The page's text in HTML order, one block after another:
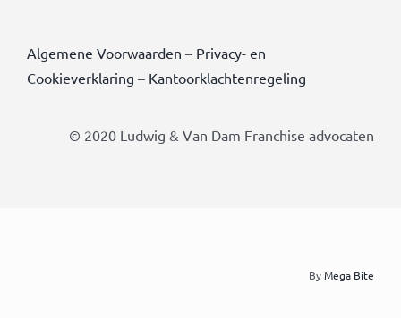
Algemene Voorwaarden – Privacy- en
Cookieverklaring – Kantoorklachtenregeling
© 2020 Ludwig & Van Dam Franchise advocaten
ByMega Bite